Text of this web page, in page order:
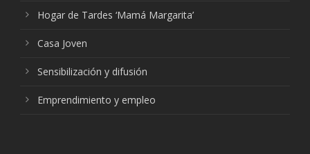
Hogar de Tardes ‘Mamá Margarita’
Casa Joven
Sensibilización y difusión
Emprendimiento y empleo